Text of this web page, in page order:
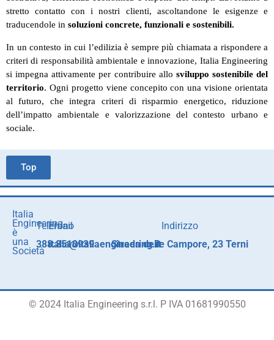
stretto contatto con i nostri clienti, ascoltandone le esigenze e
traducendole in soluzioni concrete, funzionali e sostenibili.
In un contesto in cui l’edilizia è sempre più chiamata a rispondere a
criteri di responsabilità ambientale e innovazione, Italia Engineering
si impegna attivamente per contribuire allo sviluppo sostenibile del
territorio. Ogni progetto viene concepito con una visione orientata
al futuro, che integra criteri di risparmio energetico, riduzione
dell’impatto ambientale e valorizzazione del contesto urbano e
sociale.
Top
Italia
Engineering
è
una
Società
Telefono
388.8510939
Email
italia@italiaengineering.it
Indirizzo
Strada delle Campore, 23 Terni
© 2024 Italia Engineering s.r.l. P IVA 01681990550